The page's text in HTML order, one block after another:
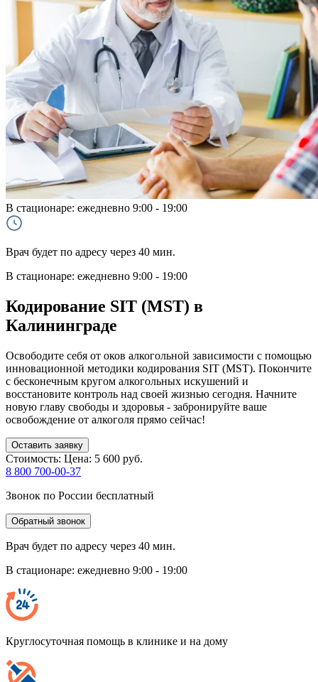
В стационаре: ежедневно 9:00 - 19:00
Врач будет по адресу через 40 мин.
В стационаре: ежедневно 9:00 - 19:00
Кодирование SIT (MST) в
Калининграде
Освободите себя от оков алкогольной зависимости с помощью
инновационной методики кодирования SIT (MST). Покончите
с бесконечным кругом алкогольных искушений и
восстановите контроль над своей жизнью сегодня. Начните
новую главу свободы и здоровья - забронируйте ваше
освобождение от алкоголя прямо сейчас!
Оставить заявку
Стоимость: Цена: 5 600 руб.
8 800 700-00-37
Звонок по России бесплатный
Обратный звонок
Врач будет по адресу через 40 мин.
В стационаре: ежедневно 9:00 - 19:00
Круглосуточная помощь в клинике и на дому